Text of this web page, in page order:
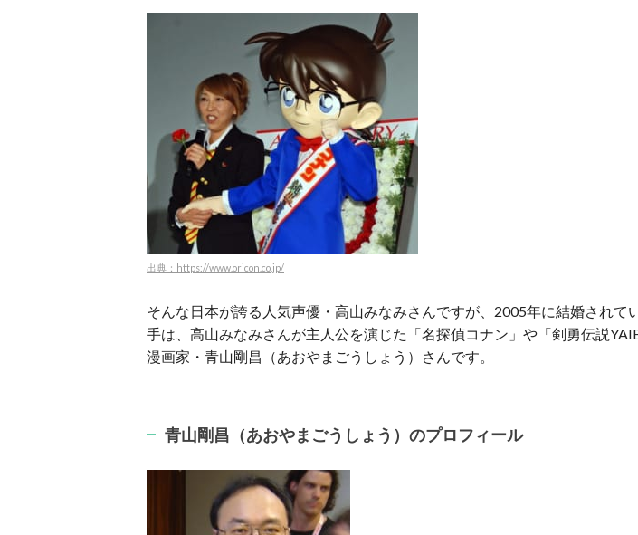
出典：https://www.oricon.co.jp/
そんな日本が誇る人気声優・高山みなみさんですが、2005年に結婚されて
手は、高山みなみさんが主人公を演じた「名探偵コナン」や「剣勇伝説
漫画家・青山剛昌（あおやまごうしょう）さんです。
青山剛昌（あおやまごうしょう）のプロフィール